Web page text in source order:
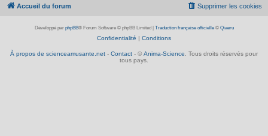
Accueil du forum Supprimer les cookies
Développé par phpBB® Forum Software © phpBB Limited Traduction française officielle© Qiaeru
Confidentialité | Conditions
À propos de scienceamusante.net - Contact - © Anima-Science . Tous droits réservés pour
tous pays.